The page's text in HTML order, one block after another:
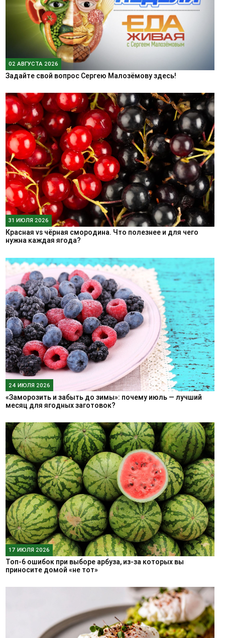
02 АВГУСТА 2026
Задайте свой вопрос Сергею Малозёмову здесь!
31 ИЮЛЯ 2026
Красная vs чёрная смородина. Что полезнее и для чего
нужна каждая ягода?
24 ИЮЛЯ 2026
«Заморозить и забыть до зимы»: почему июль — лучший
месяц для ягодных заготовок?
17 ИЮЛЯ 2026
Топ-6 ошибок при выборе арбуза, из-за которых вы
приносите домой «не тот»